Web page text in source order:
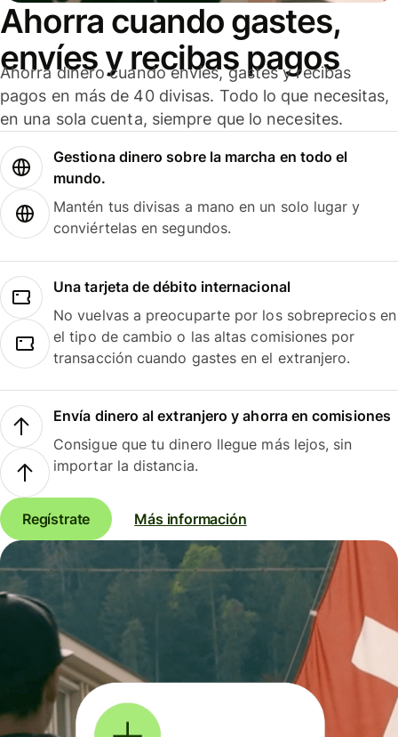
Ahorra cuando gastes,
envíes y recibas pagos
Ahorra dinero cuando envíes, gastes y recibas
pagos en más de 40 divisas. Todo lo que necesitas,
en una sola cuenta, siempre que lo necesites.
Gestiona dinero sobre la marcha en todo el
mundo.
Mantén tus divisas a mano en un solo lugar y
conviértelas en segundos.
Una tarjeta de débito internacional
No vuelvas a preocuparte por los sobreprecios en
el tipo de cambio o las altas comisiones por
transacción cuando gastes en el extranjero.
Envía dinero al extranjero y ahorra en comisiones
Consigue que tu dinero llegue más lejos, sin
importar la distancia.
Regístrate Más información